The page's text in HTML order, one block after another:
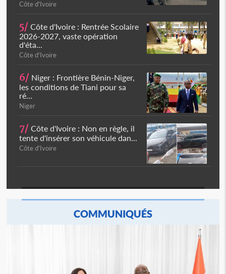
Côte d'Ivoire
5/ Côte d'Ivoire : Rentrée Scolaire
2026-2027, vaste opération
d'éta...
Côte d'Ivoire
6/ Niger : Frontière Bénin-Niger,
les conditions de Tiani pour sa
ré...
Niger
7/ Côte d'Ivoire : Non en règle, il
tente d'insérer son véhicule dan...
Côte d'Ivoire
COMMUNIQUÉS